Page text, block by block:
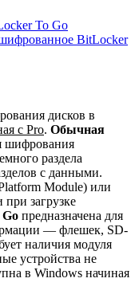
To Go
BitLocker
дисков в
с Pro. Обычная
шифрования
раздела
с данными.
Module) или
загрузке
предназначена для
— флешек, SD-
наличия модуля
устройства не
в Windows начиная